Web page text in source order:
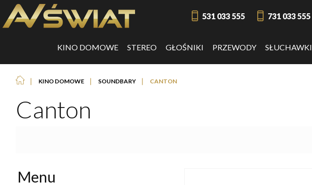
531 033 555 731 033 555
KINO DOMOWE STEREO GŁOŚNIKI PRZEWODY SŁUCHAWKI
❘ KINO DOMOWE ❘ SOUNDBARY ❘ CANTON
Canton
Menu